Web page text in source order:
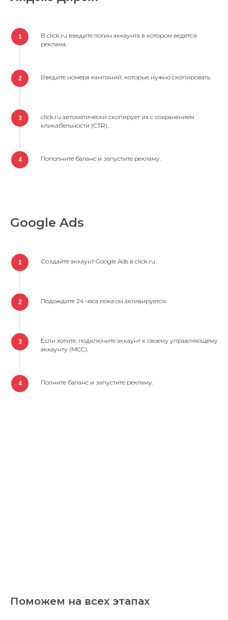
1
В click.ru введите логин аккаунта в котором ведется
реклама.
2 Введите номера кампаний, которые нужно скопировать.
3
click.ru автоматически скопирует их с сохранением
кликабельности (CTR).
4 Пополните баланс и запустите рекламу.
Google Ads
1 Создайте аккаунт Google Ads в click.ru.
2 Подождите 24 часа пока он активируется.
3
Если хотите, подключите аккаунт к своему управляющему
аккаунту (MCC).
4 Полните баланс и запустите рекламу.
Поможем на всех этапах